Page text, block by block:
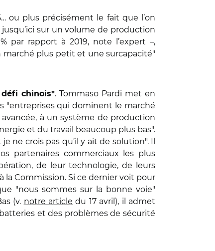
ou plus précisément le fait que l’on
sur un volume de production
par rapport à 2019, note l’expert –,
marché plus petit et une surcapacité"
défi chinois". Tommaso Pardi met en
"entreprises qui dominent le marché
à un système de production
et du travail beaucoup plus bas".
ne crois pas qu’il y ait de solution". Il
partenaires commerciaux les plus
de leur technologie, de leurs
la Commission. Si ce dernier voit pour
"nous sommes sur la bonne voie"
(v. notre article du 17 avril), il admet
et des problèmes de sécurité